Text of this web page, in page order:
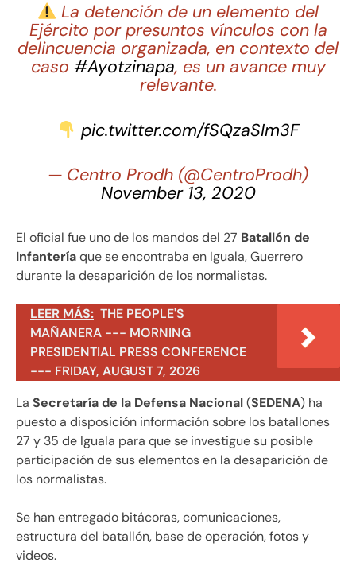
La detención de un elemento del
Ejército por presuntos vínculos con la
delincuencia organizada, en contexto del
caso #Ayotzinapa, es un avance muy
relevante.
pic.twitter.com/fSQzaSIm3F
— Centro Prodh (@CentroProdh)
November 13, 2020
El oficial fue uno de los mandos del 27 Batallón de
Infanteríaque se encontraba en Iguala, Guerrero
durante la desaparición de los normalistas.
LEER MÁS: THE PEOPLE'S
MAÑANERA --- MORNING
PRESIDENTIAL PRESS CONFERENCE
--- FRIDAY, AUGUST 7, 2026
La Secretaría de la Defensa Nacional(SEDENA) ha
puesto a disposición información sobre los batallones
27 y 35 de Iguala para que se investigue su posible
participación de sus elementos en la desaparición de
los normalistas.
Se han entregado bitácoras, comunicaciones,
estructura del batallón, base de operación, fotos y
videos.